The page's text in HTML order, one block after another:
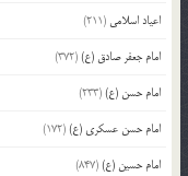
اعیاد اسلامی (211)
امام جعفر صادق (ع)(372)
امام حسن (ع)(233)
امام حسن عسکری (ع)(172)
امام حسین (ع)(847)